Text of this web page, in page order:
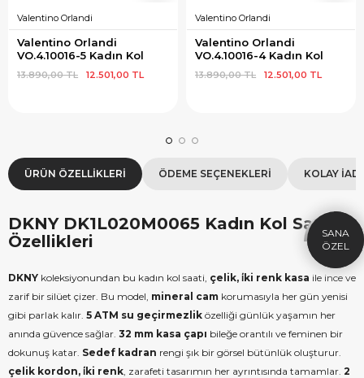
Valentino Orlandi
Valentino Orlandi
VO.4.10016-5 Kadın Kol
12.501,00 TL
13.890,00 TL
Valentino Orlandi
Valentino Orlandi
VO.4.10016-4 Kadın Kol
12.501,00 TL
13.890,00 TL
ÜRÜN ÖZELLIKLERI ÖDEME SEÇENEKLERI KOLAY
DKNY DK1L020M0065 Kadın Kol Saati
Özellikleri
DKNY koleksiyonundan bu kadın kol saati, çelik, i̇ki renk kasa ile ince ve
zarif bir silüet çizer. Bu model, mineral cam korumasıyla her gün yenisi
gibi parlak kalır. 5 ATM su geçirmezlik özelliği günlük yaşamın her
anında güvence sağlar. 32 mm kasa çapı bileğe orantılı ve feminen bir
dokunuş katar. Sedef kadran rengi şık bir görsel bütünlük oluşturur.
çelik kordon, i̇ki renk , zarafeti tasarımın her ayrıntısında tamamlar. 2
HEDIYE
ÇEKI
SEPETTE İNDİRİM
9.999 TL üzeri alışverişe özel×
HEDIYE1000